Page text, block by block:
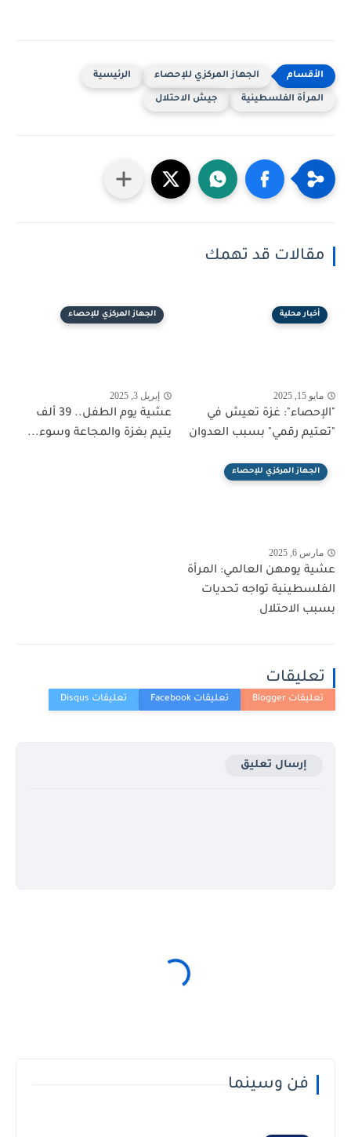
الجهاز المركزي للإحصاء الرئيسية
المرأة الفلسطينية جيش الاحتلال
مقالات قد تهمك
أخبار محلية
مايو 15, 2025
"الإحصاء": غزة تعيش في
"تعتيم رقمي" بسبب العدوان
الجهاز المركزي للإحصاء
إبريل 3, 2025
عشية يوم الطفل.. 39 ألف
يتيم بغزة والمجاعة وسوء...
الجهاز المركزي للإحصاء
مارس 6, 2025
عشية يومهن العالمي: المرأة
الفلسطينية تواجه تحديات
بسبب الاحتلال
تعليقات
إرسال تعليق
فن وسينما